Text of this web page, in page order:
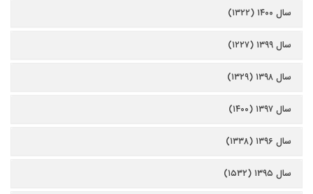
سال ۱۴۰۰ (۱۳۲۲)
سال ۱۳۹۹ (۱۲۲۷)
سال ۱۳۹۸ (۱۳۲۹)
سال ۱۳۹۷ (۱۴۰۰)
سال ۱۳۹۶ (۱۳۳۸)
سال ۱۳۹۵ (۱۵۳۲)